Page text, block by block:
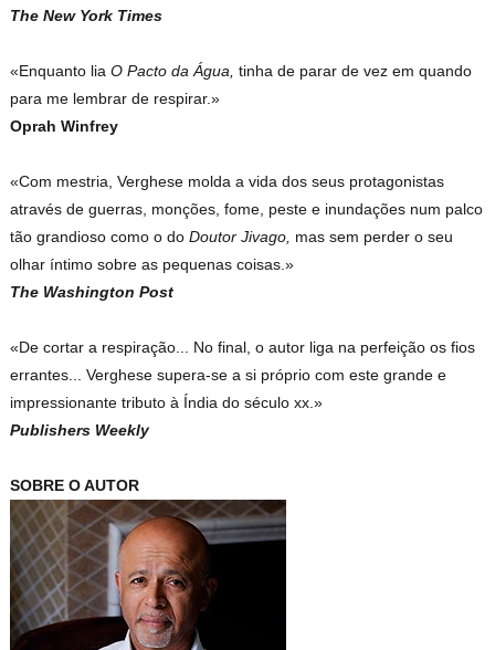
The New York Times
«Enquanto liaO Pacto da Água,tinha de parar de vez em quando
para me lembrar de respirar.»
Oprah Winfrey
«Com mestria, Verghese molda a vida dos seus protagonistas
através de guerras, monções, fome, peste e inundações num palco
tão grandioso como o doDoutor Jivago, mas sem perder o seu
olhar íntimo sobre as pequenas coisas.»
The Washington Post
«De cortar a respiração... No final, o autor liga na perfeição os fios
errantes... Verghese supera-se a si próprio com este grande e
impressionante tributo à Índia do século xx.»
Publishers Weekly
SOBRE O AUTOR